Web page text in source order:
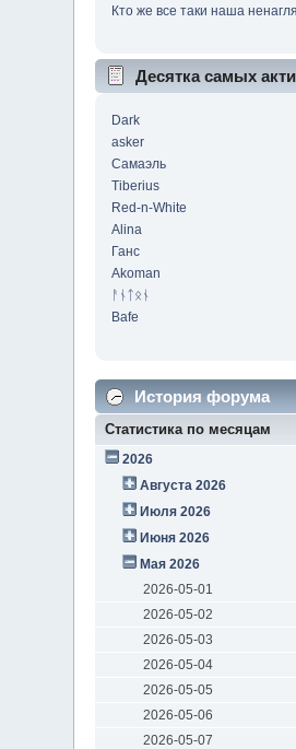
Кто же все таки наша
Десятка самых
Dark
asker
Самаэль
Tiberius
Red-n-White
Alina
Ганс
Akoman
ᚨᚾᛏᛟᚾ
Bafe
История форума
Статистика по месяцам
2026
Августа 2026
Июля 2026
Июня 2026
Мая 2026
2026-05-01
2026-05-02
2026-05-03
2026-05-04
2026-05-05
2026-05-06
2026-05-07